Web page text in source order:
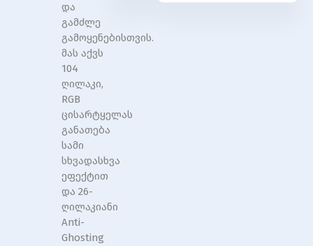
და
გამძლე
გამოყენებისთვის.
მას აქვს
104
ღილაკი,
RGB
ცისარტყელას
განათება
სამი
სხვადასხვა
ეფექტით
და 26-
ღილაკიანი
Anti-
Ghosting